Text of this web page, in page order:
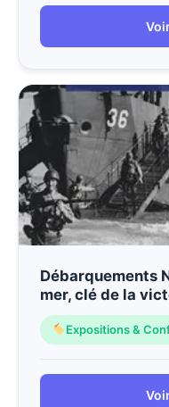
Débarquements
mer, clé de la
Expositions &